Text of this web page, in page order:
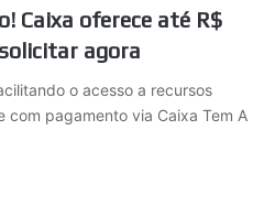
Caixa oferece até R$
agora
o acesso a recursos
com pagamento via Caixa Tem A